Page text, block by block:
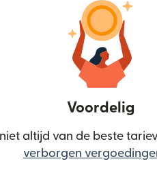
Voordelig
altijd van de beste
verborgen